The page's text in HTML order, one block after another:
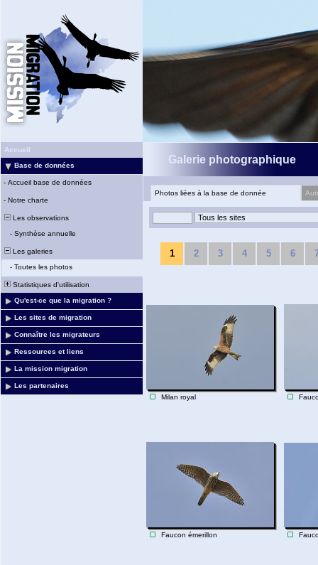
Accueil
Base de données
- Accueil base de données
- Notre charte
Les observations
- Synthèse annuelle
Les galeries
- Toutes les photos
Statistiques d'utilisation
Qu'est-ce que la migration ?
Les sites de migration
Connaître les migrateurs
Ressources et liens
La mission migration
Les partenaires
Galerie photographique
Photos liées à la base de donnée
1 2 3 4 5 6
Milan royal
Faucon émerillon